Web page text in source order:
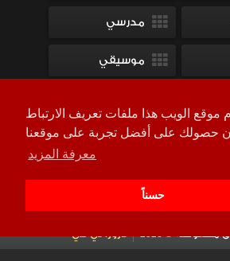
موقع الويب هذا ملفات تعريف الارتباط
حصولك على أفضل تجربة على موقعنا
معرفة المزيد
حسناً
مدرسي
موسيقي
سياسة الخصوصية
© 2026
لاروزا تي في